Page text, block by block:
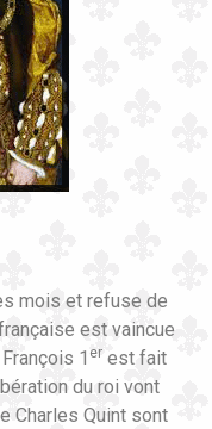
mois et refuse de
est vaincue
1 er est fait
du roi vont
Charles Quint sont